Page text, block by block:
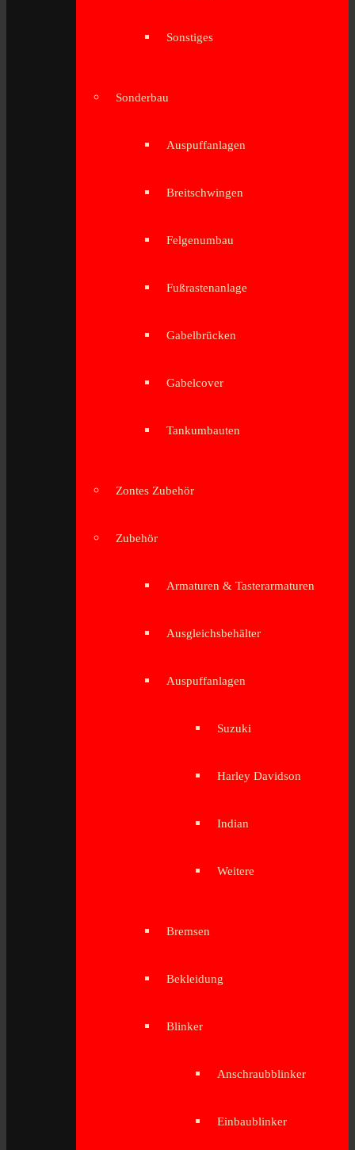
Sonstiges
Sonderbau
Auspuffanlagen
Breitschwingen
Felgenumbau
Fußrastenanlage
Gabelbrücken
Gabelcover
Tankumbauten
Zontes Zubehör
Zubehör
Armaturen & Tasterarmaturen
Ausgleichsbehälter
Auspuffanlagen
Suzuki
Harley Davidson
Indian
Weitere
Bremsen
Bekleidung
Blinker
Anschraubblinker
Einbaublinker